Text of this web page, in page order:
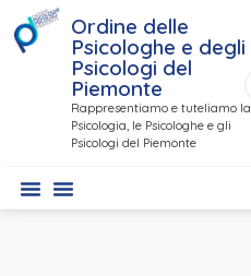
Ordine delle
Psicologhe e degli
Psicologi del
Piemonte
Rappresentiamo e tuteliamo la
Psicologia, le Psicologhe e gli
Psicologi del Piemonte